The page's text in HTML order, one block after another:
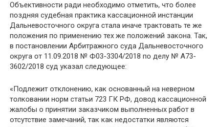
Объективности ради необходимо отметить, что более
поздняя судебная практика кассационной инстанции
Дальневосточного округа стала иначе трактовать те же
положения по применению тех же положений закона. Так,
в постановлении Арбитражного суда Дальневосточного
округа от 11.09.2018 № Ф03-3304/2018 по делу № А73-
3602/2018 суд указал следующее:
«Подлежит отклонению, как основанный на неверном
толковании норм статьи 723 ГК РФ, довод кассационной
жалобы о принятии заказчиком выполненных работ в
отсутствие замечаний, так как недостатки являются